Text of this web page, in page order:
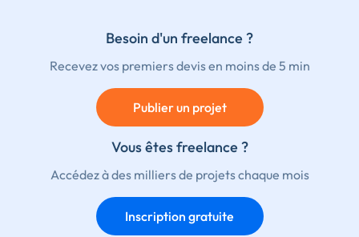
Besoin d'un freelance ?
Recevez vos premiers devis en moins de 5 min
Publier un projet
Vous êtes freelance ?
Accédez à des milliers de projets chaque mois
Inscription gratuite